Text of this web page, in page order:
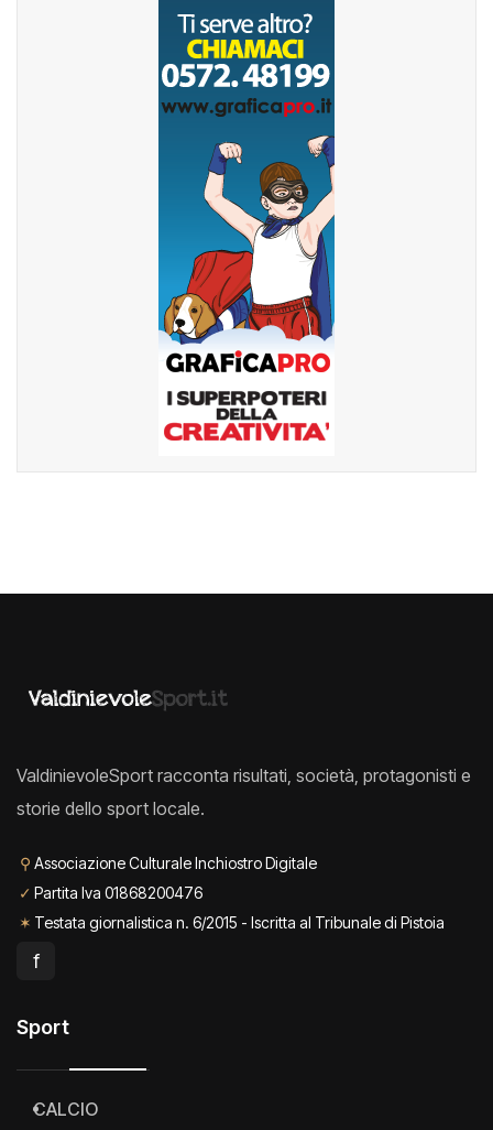
ValdinievoleSport racconta risultati, società, protagonisti e
storie dello sport locale.
⚲ Associazione Culturale Inchiostro Digitale
✓ Partita Iva 01868200476
✶ Testata giornalistica n. 6/2015 - Iscritta al Tribunale di Pistoia
f
Sport
CALCIO